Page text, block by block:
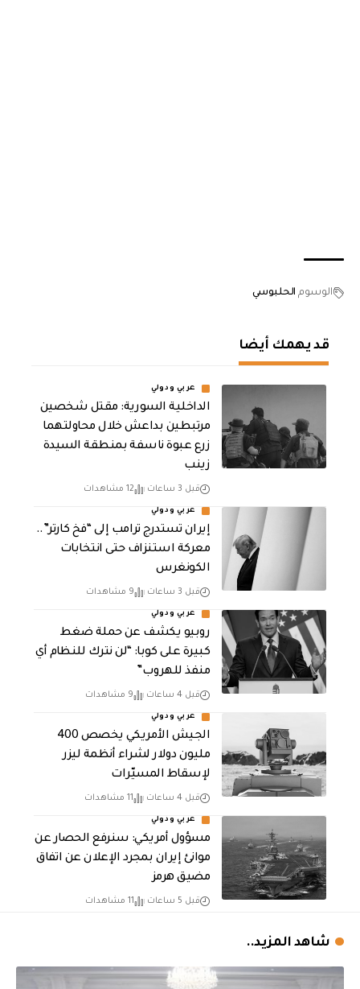
الوسوم الحلبوسي
قد يهمك أيضا
عربي ودولي
الداخلية السورية: مقتل شخصين
مرتبطين بداعش خلال محاولتهما
زرع عبوة ناسفة بمنطقة السيدة
زينب
قبل 3 ساعات 12 مشاهدات
عربي ودولي
إيران تستدرج ترامب إلى “فخ كارتر”..
معركة استنزاف حتى انتخابات
الكونغرس
قبل 3 ساعات 9 مشاهدات
عربي ودولي
روبيو يكشف عن حملة ضغط
كبيرة على كوبا: “لن نترك للنظام أي
منفذ للهروب”
قبل 4 ساعات 9 مشاهدات
عربي ودولي
الجيش الأمريكي يخصص 400
مليون دولار لشراء أنظمة ليزر
لإسقاط المسيّرات
قبل 4 ساعات 11 مشاهدات
عربي ودولي
مسؤول أمريكي: سنرفع الحصار عن
موانئ إيران بمجرد الإعلان عن اتفاق
مضيق هرمز
قبل 5 ساعات 11 مشاهدات
شاهد المزيد..